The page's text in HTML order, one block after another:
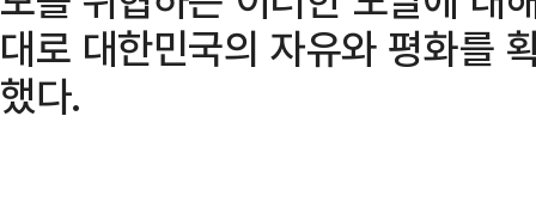
대로 대한민국의 자유와 평화를
했다.